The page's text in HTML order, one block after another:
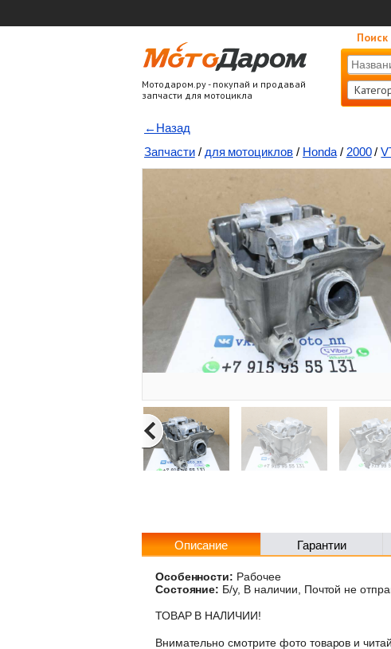
Мотодаром.ру - покупай и продавай
запчасти для мотоцикла
Поиск
←Назад
Запчасти / для мотоциклов / Honda / 2000 /
Описание Гарантии
Особенности: Рабочее
Состояние: Б/у, В наличии, Почтой не
ТОВАР В НАЛИЧИИ!
Внимательно смотрите фото товаров и